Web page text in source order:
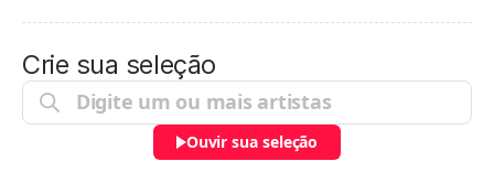
Crie sua seleção
Ouvir sua seleção